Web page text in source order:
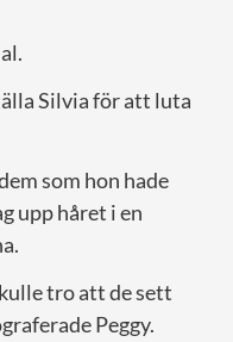
Silvia för att luta
som hon hade
upp håret i en
tro att de sett
Peggy.